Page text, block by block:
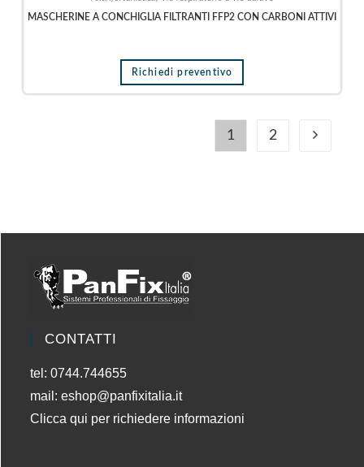
MASCHERINE A CONCHIGLIA FILTRANTI FFP2 CON CARBONI ATTIVI
Richiedi preventivo
1 2
CONTATTI
tel: 0744.744655
mail:eshop@panfixitalia.it
Clicca qui per richiedere informazioni